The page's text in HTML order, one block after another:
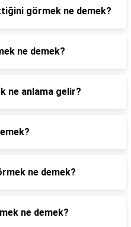
görmek ne demek?
ne demek?
ne anlama gelir?
ne demek?
ne demek?